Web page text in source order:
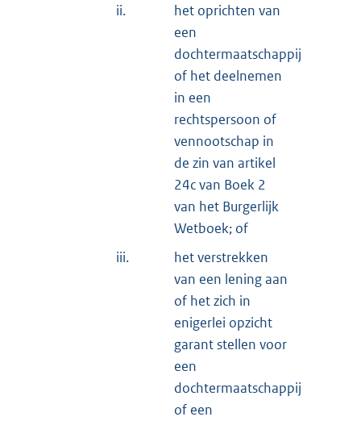
ii.
het oprichten van
een
dochtermaatschappij
of het deelnemen
in een
rechtspersoon of
vennootschap in
de zin van artikel
24c van Boek 2
van het Burgerlijk
Wetboek; of
iii.
het verstrekken
van een lening aan
of het zich in
enigerlei opzicht
garant stellen voor
een
dochtermaatschappij
of een